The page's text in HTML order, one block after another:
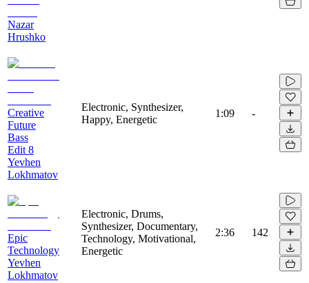
Nazar
Hrushko
Creative
Future
Bass
Edit 8
Yevhen
Lokhmatov
Electronic, Synthesizer,
Happy, Energetic
1:09 -
Epic
Technology
Yevhen
Lokhmatov
Electronic, Drums,
Synthesizer, Documentary,
Technology, Motivational,
Energetic
2:36 142